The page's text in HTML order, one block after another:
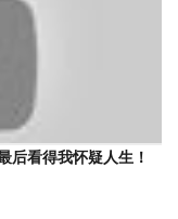
后看得我怀疑人生！